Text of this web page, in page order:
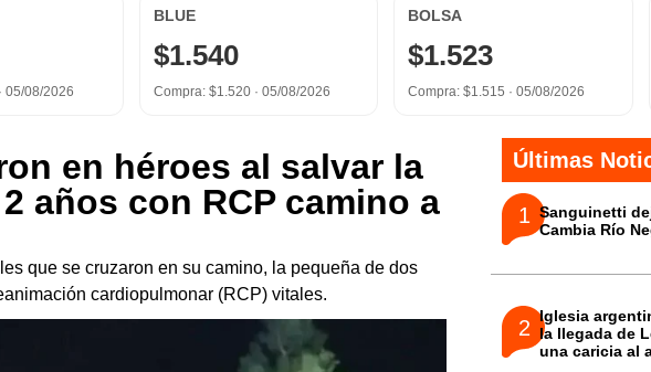
05/08/2026
BLUE
$1.540
Compra: $1.520 · 05/08/2026
BOLSA
$1.523
Compra: $1.515 ·05/08/2026
Últimas
Sanguinetti
Cambia Río
Iglesia
la llegada de
una caricia al
en héroes al salvar la
años con RCP camino a
que se cruzaron en su camino, la pequeña de dos
cardiopulmonar (RCP) vitales.